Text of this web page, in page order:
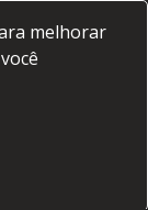
melhorar